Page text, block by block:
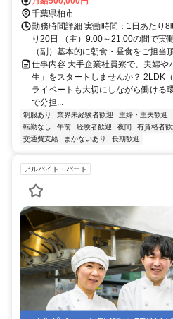
千葉県柏市
勤務時間詳細 実働時間：1日あたり
り20日 （主）9:00～21:00の間で実
（副）基本的に朝食・昼食をご担当
仕事内容 大手企業社員寮で、夫婦や
生」をスタートしませんか？ 2LDK
ライベートも大切にしながら働ける
で分担...
制服あり 業界未経験者歓迎 主婦・主夫歓迎
転勤なし
午前 経験者歓迎 夜間 有資格者歓
交通費支給
まかないあり 長期歓迎
アルバイト・パート